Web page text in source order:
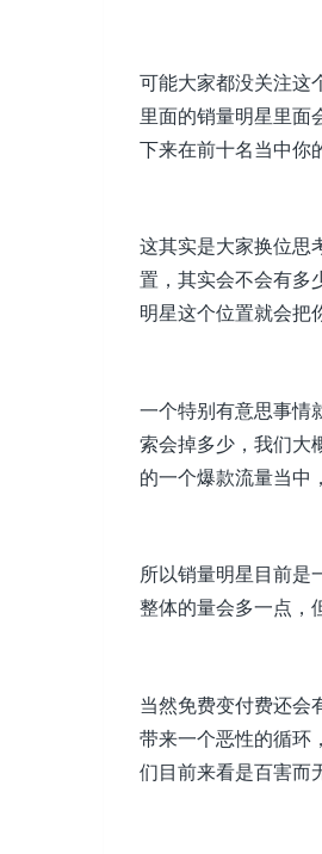
可能大家都没关注这
里面的销量明星里面
下来在前十名当中你
这其实是大家换位思
置，其实会不会有多
明星这个位置就会把
一个特别有意思事情
索会掉多少，我们大
的一个爆款流量当中
所以销量明星目前是
整体的量会多一点，
当然免费变付费还会
带来一个恶性的循环
们目前来看是百害而